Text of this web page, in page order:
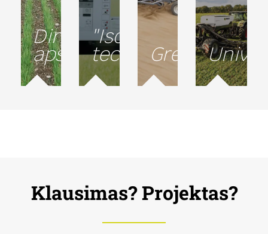
Dirvožemio
apsauga
"Isobus"
technologija
Greitis
Klausimas? Projektas?